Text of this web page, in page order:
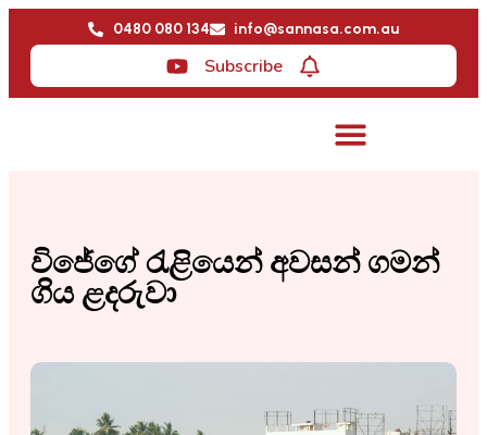
0480 080 134 info@sannasa.com.au
Subscribe
විජේගේ රැළියෙන් අවසන් ගමන්
ගිය ළදරුවා